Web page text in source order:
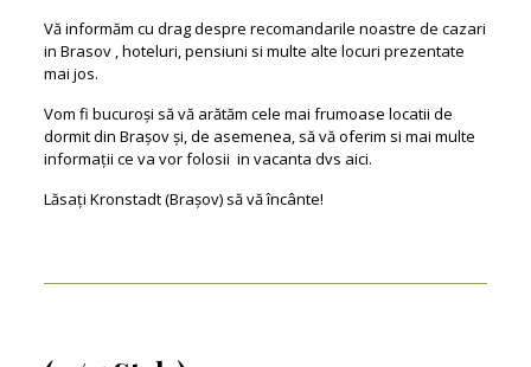
Vă informăm cu drag despre recomandarile noastre de cazari
in Brasov , hoteluri, pensiuni si multe alte locuri prezentate
mai jos.
Vom fi bucuroși să vă arătăm cele mai frumoase locatii de
dormit din Brașov și, de asemenea, să vă oferim si mai multe
informații ce va vor folosii in vacanta dvs aici.
Lăsați Kronstadt (Brașov) să vă încânte!